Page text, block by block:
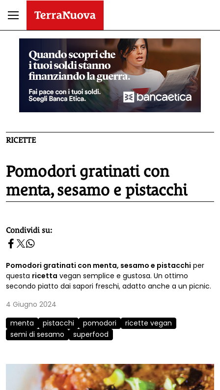
RICETTE
Pomodori gratinati con
menta, sesamo e pistacchi
homepage h2
Condividi su:
Pomodori gratinati con menta, sesamo e pistacchi per
questa ricetta vegan semplice e gustosa. Un ottimo
secondo piatto dai sapori freschi, adatto anche a un picnic.
4 Giugno 2024
menta
pistacchi pomodori
ricette vegan
semi di sesamo
superfood